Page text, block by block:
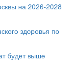
на 2026-2028
здоровья по
будет выше